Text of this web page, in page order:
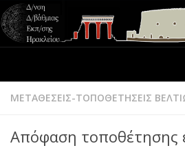
ΜΕΤΑΘΕΣΕΙΣ-ΤΟΠΟΘΕΤΗΣΕΙΣ
Απόφαση τοποθέτησης